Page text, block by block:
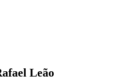
Leão